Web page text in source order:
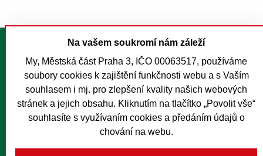
Na vašem soukromí nám záleží
My, Městská část Praha 3, IČO 00063517, používáme
soubory cookies k zajištění funkčnosti webu a s Vaším
souhlasem i mj. pro zlepšení kvality našich webových
stránek a jejich obsahu. Kliknutím na tlačítko „Povolit vše“
souhlasíte s využívaním cookies a předáním údajů o
chování na webu.
Tisk stránky
Mapa stránek
Prohlášení o přístupnosti
Nastavení cookies
O MČ Praha 3